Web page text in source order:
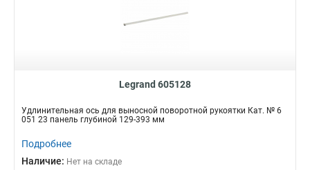
Legrand 605128
Удлинительная ось для выносной поворотной рукоятки Кат. № 6
051 23 панель глубиной 129-393 мм
Подробнее
Наличие: Нет на складе